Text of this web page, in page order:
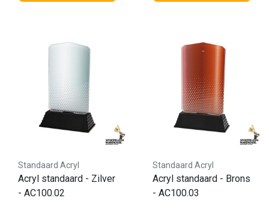
Standaard Acryl
Acryl standaard - Zilver
- AC100.02
Standaard Acryl
Acryl standaard - Brons
- AC100.03